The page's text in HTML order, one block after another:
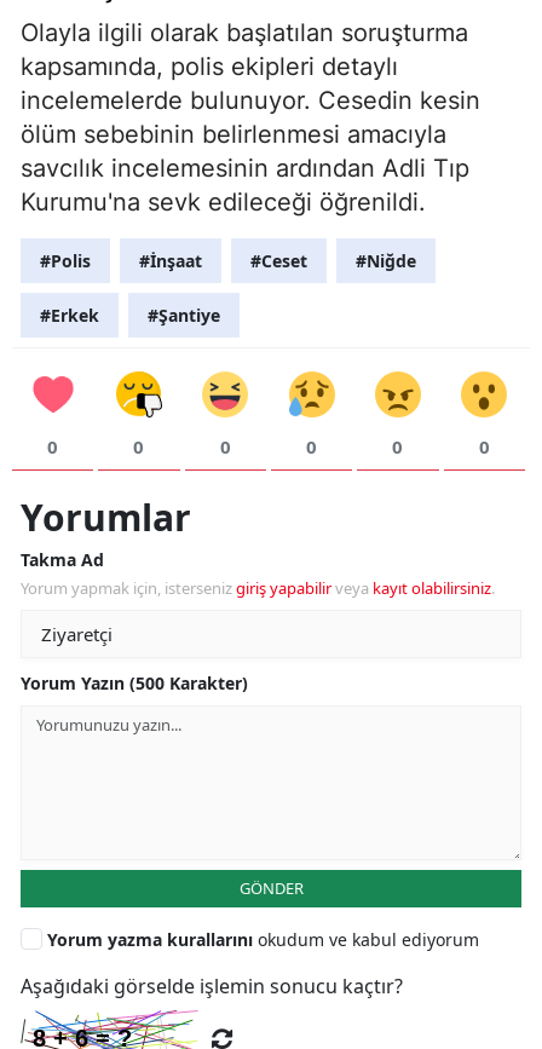
Olayla ilgili olarak başlatılan soruşturma
kapsamında, polis ekipleri detaylı
incelemelerde bulunuyor. Cesedin kesin
ölüm sebebinin belirlenmesi amacıyla
savcılık incelemesinin ardından Adli Tıp
Kurumu'na sevk edileceği öğrenildi.
#Polis #İnşaat #Ceset #Niğde
#Erkek #Şantiye
0 0 0 0 0 0
Yorumlar
Takma Ad
Yorum yapmak için, istersenizgiriş yapabilirveya kayıt olabilirsiniz.
Yorum Yazın (500 Karakter)
GÖNDER
Yorum yazma kurallarını okudum ve kabul ediyorum
Aşağıdaki görselde işlemin sonucu kaçtır?